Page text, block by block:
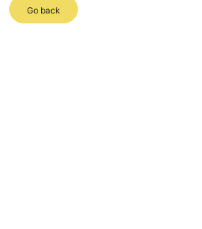
Go back